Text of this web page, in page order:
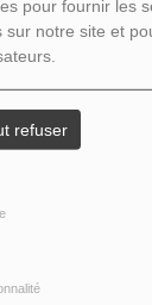
pour fournir les
sur notre site et
refuser
À 23:00